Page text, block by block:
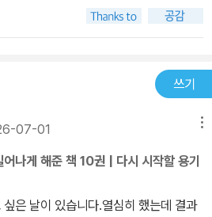
벌, 서로 절대로 통할 수 없는 것. 얼음
죄와 벌을 반대말로 생각한 도스토 씨의
오사무란 작가도 도스토옙스키의 영향
직접 느낄 수 있는 부분이 나오면서 이
기의 처음부터 요조는 하인들에게도
여러 여자와 잠자리를 같이 하는 장면
다는 느낌을 받지 않았던 이유를 알 것
지 낱낱이 파헤치는 묘사도 정말 놀랍
니메이션으로 만들어졌고, 지금 JTBC
느 누구나 간직하고 있지만사람들한
좋을 듯합니다.#인간실격 #다자이오사
처블룸리뷰단 #장하나#안영희 #요조
간내면 #내면갈등 #인간관계
수 있다. 우선 책이 작아서 개인적으로
가 좋아서 개인적으로 작은 책을 선호한
? 책을 읽으면서 곰곰히 생각해보았다.
현했다고 할까나. 다자이 오사무는 주
도 책에 자세히 녹아냈다고 생각이 들정
시대상과도 맞게끔 잘 표현해내었다.그
겪었던 고뇌를 표현했다. 인간의 나약
인간에게 사랑받기 위해서 인간세계에
쓰기
07-01
나게 해준 책 10권 | 다시 시작할 용기
은 날이 있습니다.열심히 했는데 결과